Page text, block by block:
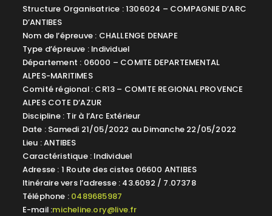
Structure Organisatrice : 1306024 – COMPAGNIE D’ARC
D’ANTIBES
Nom de l’épreuve : CHALLENGE DENAPE
Type d’épreuve : Individuel
Département : 06000 – COMITE DEPARTEMENTAL
ALPES-MARITIMES
Comité régional : CR13 – COMITE REGIONAL PROVENCE
ALPES COTE D’AZUR
Discipline : Tir à l’Arc Extérieur
Date : Samedi 21/05/2022 au Dimanche 22/05/2022
Lieu : ANTIBES
Caractéristique : Individuel
Adresse : 1 Route des cistes 06600 ANTIBES
Itinéraire vers l’adresse : 43.6092 / 7.07378
Téléphone : 0489685987
E-mail :micheline.ory@live.fr